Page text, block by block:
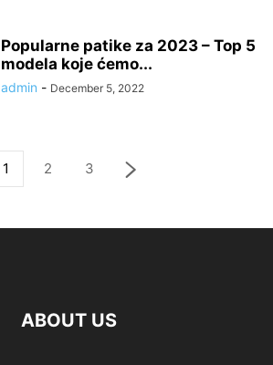
Popularne patike za 2023 – Top 5
modela koje ćemo...
admin - December 5, 2022
1 2 3
ABOUT US